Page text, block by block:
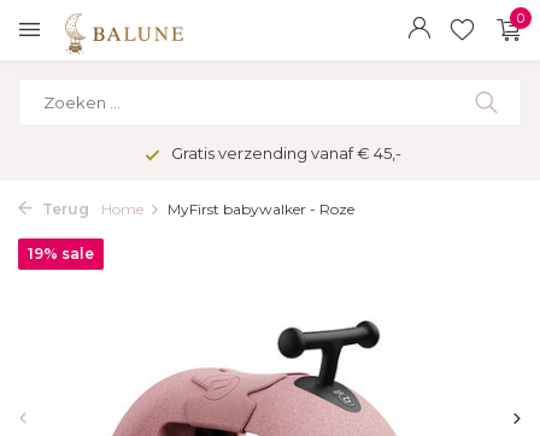
0
Gratis verzending vanaf € 45,-
Terug Home MyFirst babywalker - Roze
19% sale